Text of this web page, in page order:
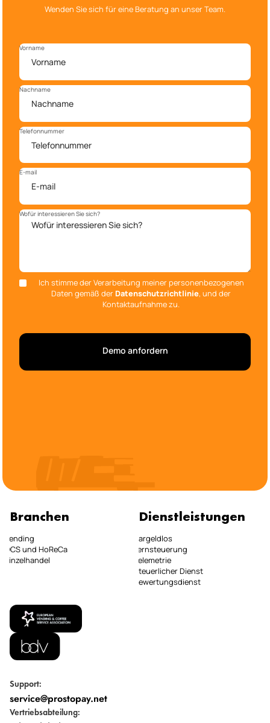
Wenden Sie sich für eine Beratung an unser Team.
Vorname
Nachname
Telefonnummer
E-mail
Wofür interessieren Sie sich?
Ich stimme der Verarbeitung meiner personenbezogenen
Daten gemäß derDatenschutzrichtlinie, und der
Kontaktaufnahme zu.
Demo anfordern
Support:
service@prostopay.net
Vertriebsabteilung:
Branchen
Vending
OCS und HoReCa
Einzelhandel
Dienstleistungen
Bargeldlos
Fernsteuerung
Telemetrie
Steuerlicher Dienst
Bewertungsdienst